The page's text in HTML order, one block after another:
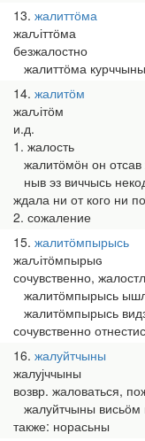
13 жалиттӧма
жаԉіттӧма
безжалостно
жалиттӧма
14 жалитӧм
жаԉітӧм
и.д.
1. жалость
жалитӧмӧн он
ныв эз виччысь
ждала ни от кого ни
2. сожаление
15 жалитӧмпырысь
жаԉітӧмпырыԍ
сочувственно,
жалитӧмпырысь
жалитӧмпырысь
сочувственно
16 жалуйтчыны
жалујччыны
возвр. жаловаться,
жалуйтчыны висьӧм
также: норасьны